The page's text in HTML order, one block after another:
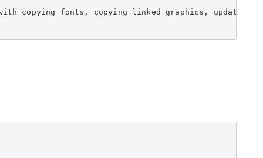
copying fonts, copying linked graphics,